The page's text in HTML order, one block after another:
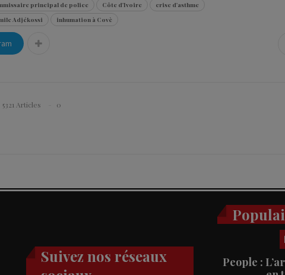
principal de police Côte d'Ivoire
crise d'asthme
Adjékossi inhumation à Covè
5321 Articles
0
Suivez nos réseaux
People :